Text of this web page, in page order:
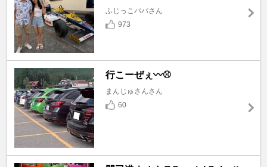
ふじっこパパさん
973
行こーぜぇ〰️⚾
まんじゅさんさん
60